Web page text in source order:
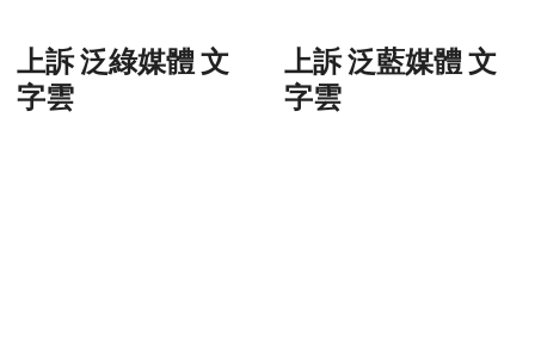
上訴 泛綠媒體 文
字雲
上訴 泛藍媒體 文
字雲